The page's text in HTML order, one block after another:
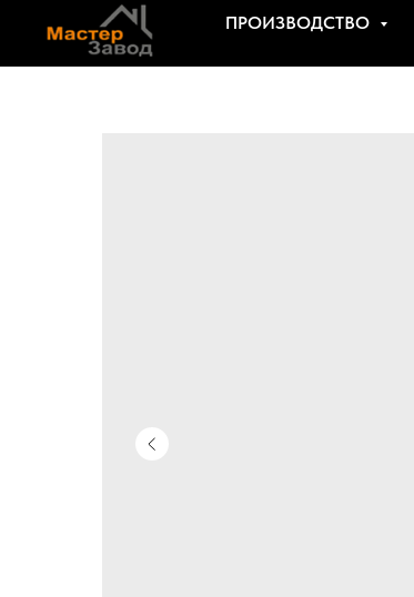
ПРОИЗВОДСТВО